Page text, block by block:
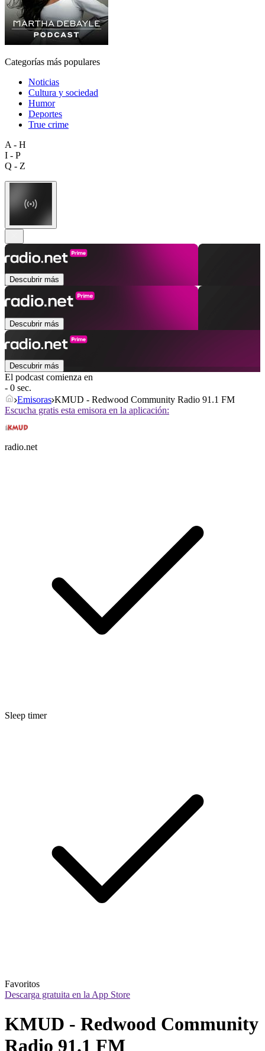
Categorías más populares
Noticias
Cultura y sociedad
Humor
Deportes
True crime
A - H
I - P
Q - Z
Descubrir más
Descubrir más
Descubrir más
El podcast comienza en
- 0 sec.
Emisoras KMUD - Redwood Community Radio 91.1 FM
Escucha gratis esta emisora en la aplicación:
radio.net
Sleep timer
Favoritos
Descarga gratuita en la App Store
KMUD - Redwood Community
Radio 91.1 FM